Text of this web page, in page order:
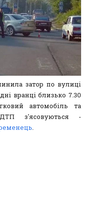
затор по вулиці
вранці близько 7.30
автомобіль та
з'ясовуються -
.